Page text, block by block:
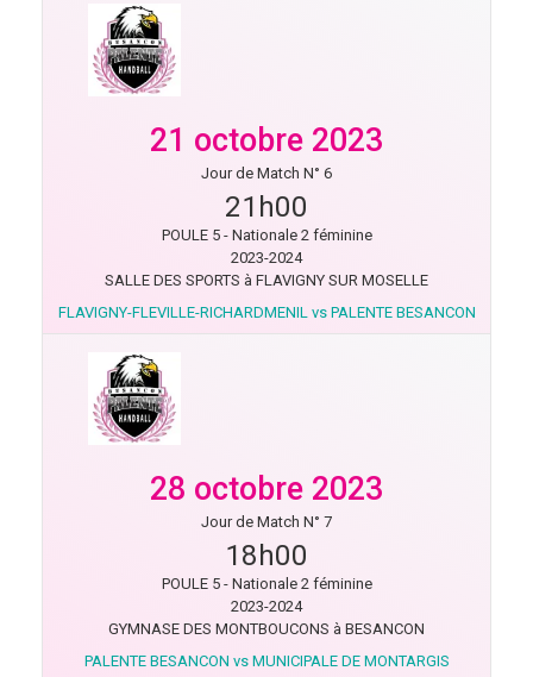
21 octobre 2023
Jour de Match N° 6
21h00
POULE 5 - Nationale 2 féminine
2023-2024
SALLE DES SPORTS à FLAVIGNY SUR MOSELLE
FLAVIGNY-FLEVILLE-RICHARDMENIL vs PALENTE BESANCON
28 octobre 2023
Jour de Match N° 7
18h00
POULE 5 - Nationale 2 féminine
2023-2024
GYMNASE DES MONTBOUCONS à BESANCON
PALENTE BESANCON vs MUNICIPALE DE MONTARGIS